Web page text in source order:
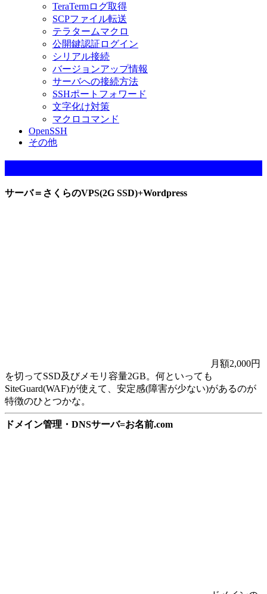
TeraTermログ取得
SCPファイル転送
テラタームマクロ
公開鍵認証ログイン
シリアル接続
バージョンアップ情報
サーバへの接続方法
SSHポートフォワード
文字化け対策
マクロコマンド
OpenSSH
その他
サーバ＝さくらのVPS(2G SSD)+Wordpress
月額2,000円
を切ってSSD及びメモリ容量2GB。何といっても
SiteGuard(WAF)が使えて、安定感(障害が少ない)があるのが
特徴のひとつかな。
ドメイン管理・DNSサーバ=お名前.com